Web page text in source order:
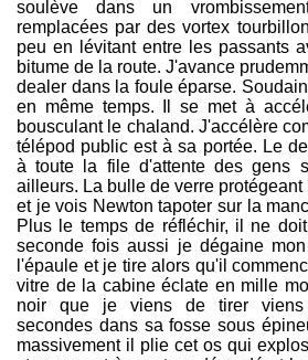
soulève dans un
remplacées par des vortex
peu en lévitant entre les passants
bitume de la route. J'avance
dealer dans la foule éparse.
en même temps. Il se met à
bousculant le chaland. J'accélère
télépod public est à sa portée. Le
à toute la file d'attente des gens
ailleurs. La bulle de verre
et je vois Newton tapoter sur la
Plus le temps de réfléchir, il ne
seconde fois aussi je dégaine
l'épaule et je tire alors qu'il
vitre de la cabine éclate en mille
noir que je viens de tirer viens
secondes dans sa fosse sous
massivement il plie cet os qui